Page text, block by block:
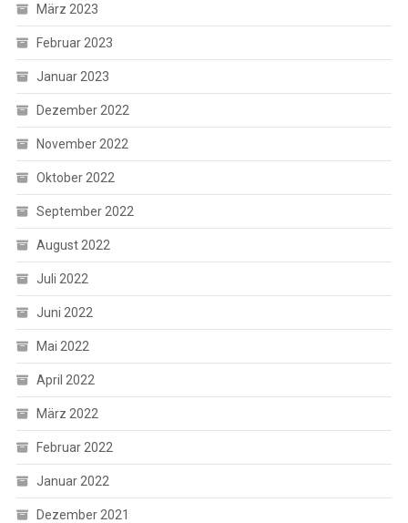
März 2023
Februar 2023
Januar 2023
Dezember 2022
November 2022
Oktober 2022
September 2022
August 2022
Juli 2022
Juni 2022
Mai 2022
April 2022
März 2022
Februar 2022
Januar 2022
Dezember 2021